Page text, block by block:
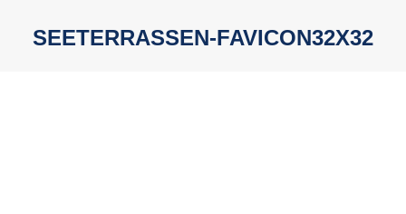
SEETERRASSEN-FAVICON32X32